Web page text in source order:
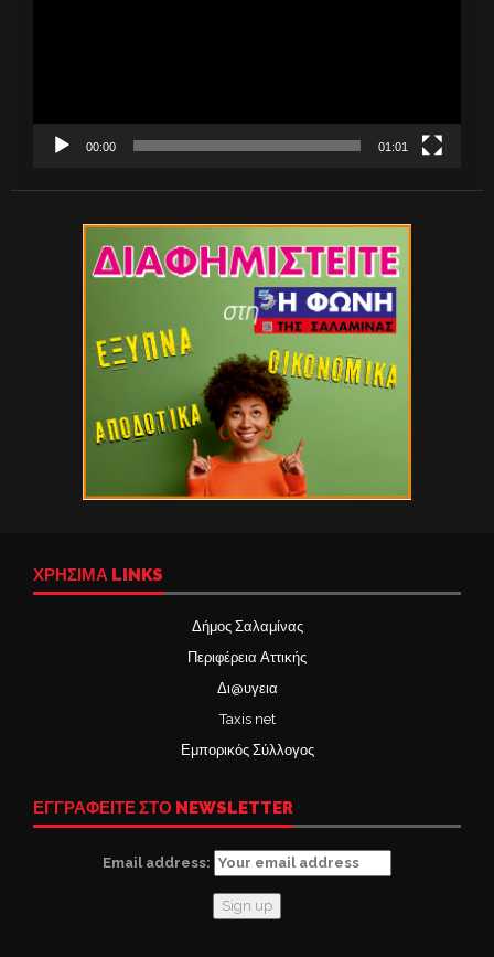
00:00 01:01
ΧΡΉΣΙΜΑ LINKS
Δήμος Σαλαμίνας
Περιφέρεια Αττικής
Δι@υγεια
Taxis net
Εμπορικός Σύλλογος
ΕΓΓΡΑΦΕΙΤΕ ΣΤΟ NEWSLETTER
Email address: